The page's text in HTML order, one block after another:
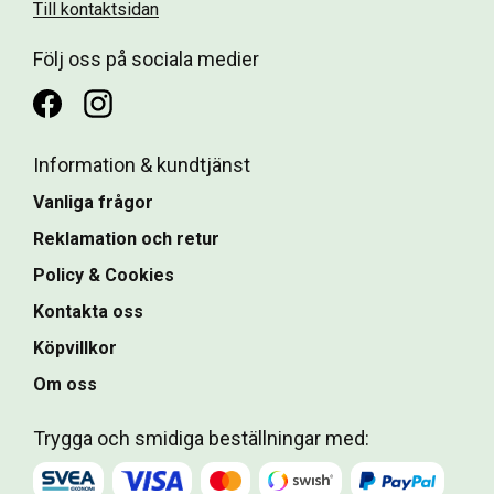
Till kontaktsidan
Följ oss på sociala medier
Information & kundtjänst
Vanliga frågor
Reklamation och retur
Policy & Cookies
Kontakta oss
Köpvillkor
Om oss
Trygga och smidiga beställningar med: